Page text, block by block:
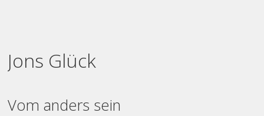
Jons Glück
Vom anders sein